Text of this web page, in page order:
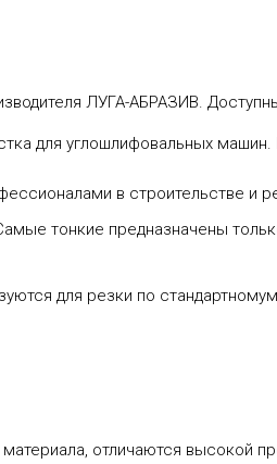
ЛУГА-АБРАЗИВ.
для углошлифовальных
в строительстве и
тонкие предназначены
для резки по
отличаются высокой